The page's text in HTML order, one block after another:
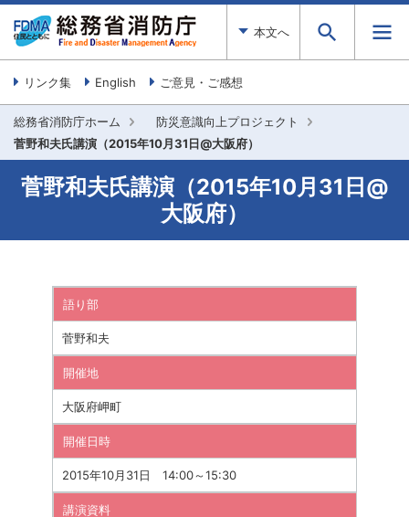
本文へ
リンク集 English ご意見・ご感想
総務省消防庁ホーム
防災意識向上プロジェクト
菅野和夫氏講演（2015年10月31日@大阪府）
菅野和夫氏講演（2015年10月31日@
大阪府）
語り部
菅野和夫
開催地
大阪府岬町
開催日時
2015年10月31日 14:00～15:30
講演資料